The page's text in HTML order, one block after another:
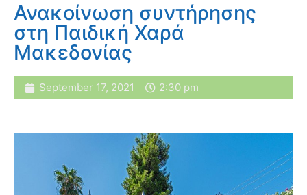
Ανακοίνωση συντήρησης
στη Παιδική Χαρά
Μακεδονίας
September 17, 2021 2:30 pm